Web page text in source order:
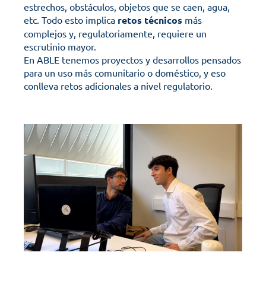
estrechos, obstáculos, objetos que se caen, agua,
etc. Todo esto implica retos técnicos más
complejos y, regulatoriamente, requiere un
escrutinio mayor.
En ABLE tenemos proyectos y desarrollos pensados
para un uso más comunitario o doméstico, y eso
conlleva retos adicionales a nivel regulatorio.